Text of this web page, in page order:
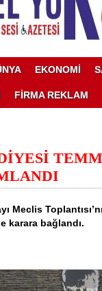
EKONOMİ
FİRMA REKLAM
Meclis
karara bağlandı.